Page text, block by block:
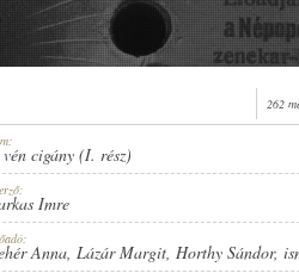
262
cigány (I. rész)
Imre
Anna, Lázár Margit, Horthy Sándor,